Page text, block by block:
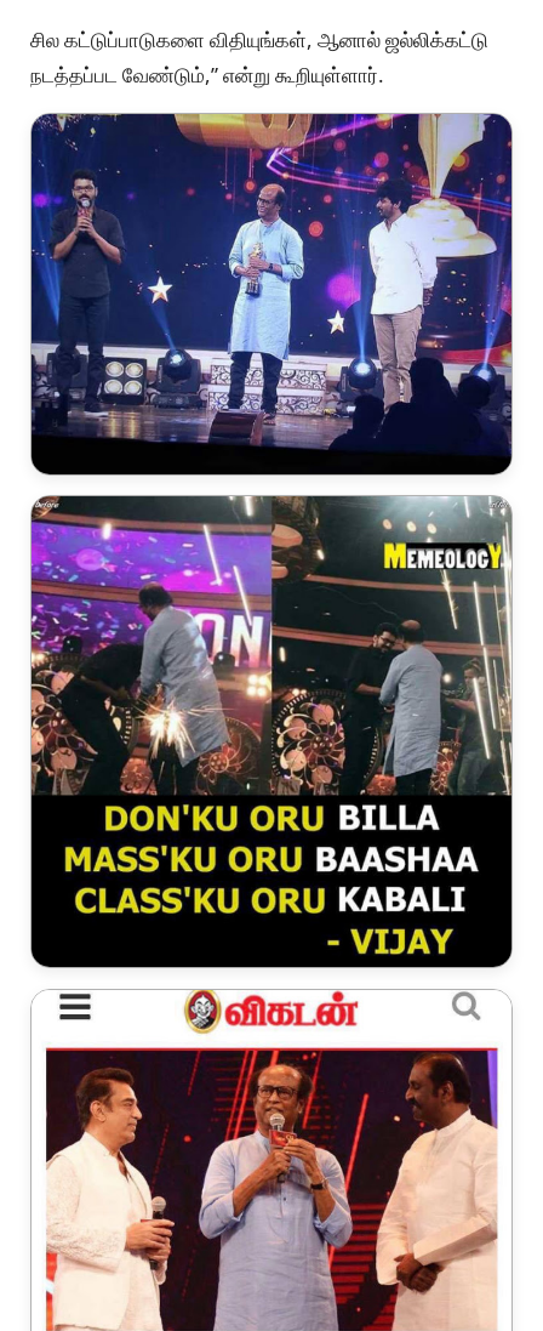
சில கட்டுப்பாடுகளை விதியுங்கள், ஆனால் ஜல்லிக்கட்டு
நடத்தப்பட வேண்டும்,” என்று கூறியுள்ளார்.